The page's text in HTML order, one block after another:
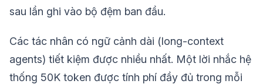
sau lần ghi vào bộ đệm ban đầu.
Các tác nhân có ngữ cảnh dài (long-context
agents) tiết kiệm được nhiều nhất. Một lời nhắc hệ
thống 50K token được tính phí đầy đủ trong mỗi